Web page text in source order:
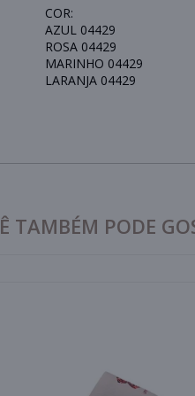
COR:
AZUL 04429
ROSA 04429
MARINHO 04429
LARANJA 04429
TAMBÉM PODE